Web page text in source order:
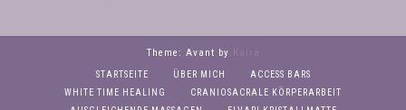
Theme: Avant by Kaira
STARTSEITE ÜBER MICH
ACCESS BARS
WHITE TIME HEALING
CRANIOSACRALE KÖRPERARBEIT